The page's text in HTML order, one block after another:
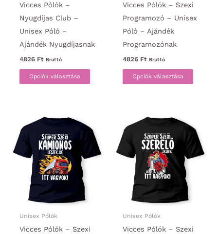
Vicces Pólók –
Nyugdíjas Club –
Unisex Póló –
Ajándék Nyugdíjasnak
4826 Ft Bruttó
Opciók választása
Ennek
a
variációja
van.
A
termékoldalon
választhatók
Vicces Pólók – Szexi
Programozó – Unisex
Póló – Ajándék
Programozónak
4826 Ft Bruttó
Opciók választása
Ennek
a
van.
A
Unisex Pólók
Vicces Pólók – Szexi
Unisex Pólók
Vicces Pólók – Szexi